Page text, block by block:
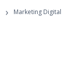
›
Marketing Digital